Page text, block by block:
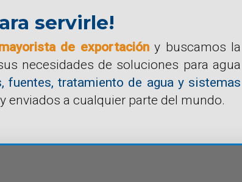
servirle!
de exportacióny buscamos la
necesidades de soluciones para agua
fuentes, tratamiento de agua y sistemas
enviados a cualquier parte del mundo.